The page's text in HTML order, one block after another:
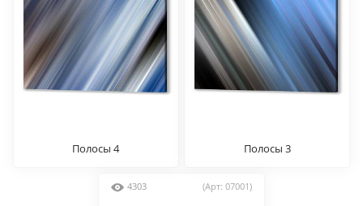
Полосы 4 Полосы 3
4303 (Арт: 07001)